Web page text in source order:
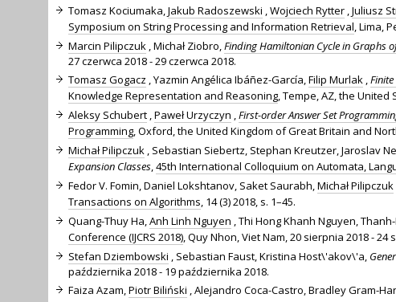
Tomasz Kociumaka, Jakub Radoszewski Wojciech Rytter Juliusz
Symposium on String Processing and Information Retrieval , Lima,
Marcin Pilipczuk , Michał Ziobro, Finding Hamiltonian Cycle in Graphs
27 czerwca 2018 - 29 czerwca 2018.
Tomasz Gogacz , Yazmin Angélica Ibáñez-García, Filip Murlak
Knowledge Representation and Reasoning , Tempe, AZ, the
Aleksy Schubert Paweł Urzyczyn First-order Answer Set
Programming , Oxford, the United Kingdom of Great Britain and
Michał Pilipczuk , Sebastian Siebertz, Stephan Kreutzer, Jaroslav
Expansion Classes 45th International Colloquium on Automata,
Fedor V. Fomin, Daniel Lokshtanov, Saket Saurabh, Michał Pilipczuk
Transactions on Algorithms , 14 (3) 2018, s. 1–45.
Quang-Thuy Ha, Anh Linh Nguyen , Thi Hong Khanh Nguyen,
Conference (IJCRS 2018) , Quy Nhon, Viet Nam, 20 sierpnia 2018 - 24
Stefan Dziembowski , Sebastian Faust, Kristina Host\'akov\'a,
października 2018 - 19 października 2018.
Faiza Azam, Piotr Biliński , Alejandro Coca-Castro, Bradley Gram-